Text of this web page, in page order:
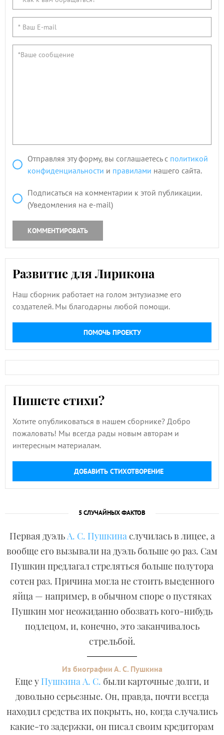
Отправляя эту форму, вы соглашаетесь с политикой
конфиденциальности и правилами нашего сайта.
Подписаться на комментарии к этой публикации.
(Уведомления на e-mail)
КОММЕНТИРОВАТЬ
Развитие для Лирикона
Наш сборник работает на голом энтузиазме его
создателей. Мы благодарны любой помощи.
ПОМОЧЬ ПРОЕКТУ
Пишете стихи?
Хотите опубликоваться в нашем сборнике? Добро
пожаловать! Мы всегда рады новым авторам и
интересным материалам.
ДОБАВИТЬ СТИХОТВОРЕНИЕ
5 СЛУЧАЙНЫХ ФАКТОВ
Первая дуэльА. С. Пушкинаслучилась в лицее, а
вообще его вызывали на дуэль больше 90 раз. Сам
Пушкин предлагал стреляться больше полутора
сотен раз. Причина могла не стоить выеденного
яйца — например, в обычном споре о пустяках
Пушкин мог неожиданно обозвать кого-нибудь
подлецом, и, конечно, это заканчивалось
стрельбой.
Из биографии А. С. Пушкина
Еще у Пушкина А. С. были карточные долги, и
довольно серьезные. Он, правда, почти всегда
находил средства их покрыть, но, когда случались
какие-то задержки, он писал своим кредиторам